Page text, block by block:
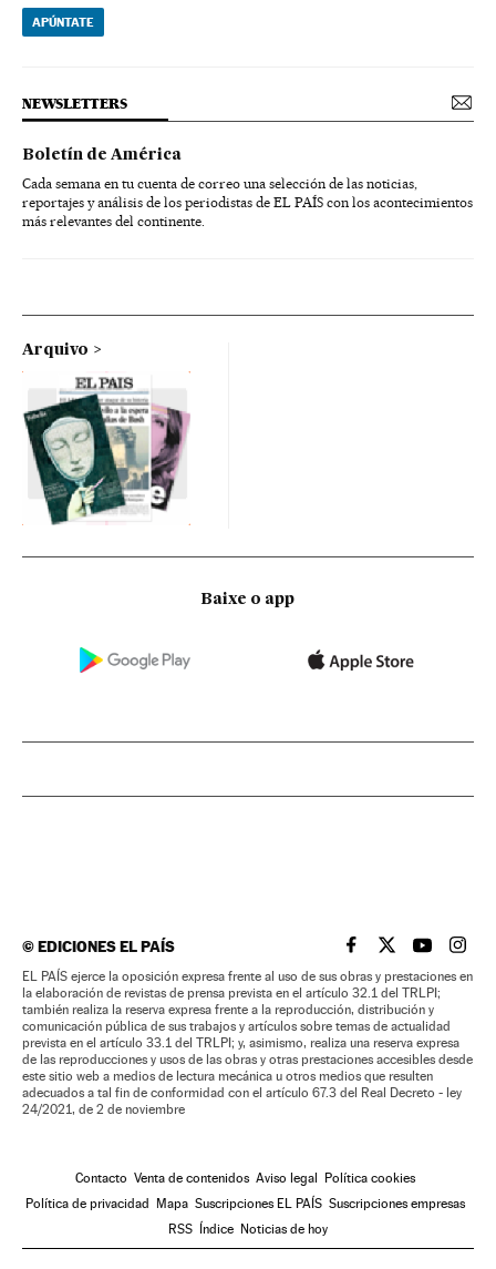
APÚNTATE
NEWSLETTERS
Boletín de América
Cada semana en tu cuenta de correo una selección de las noticias,
reportajes y análisis de los periodistas de EL PAÍS con los acontecimientos
más relevantes del continente.
Arquivo
Baixe o app
©EDICIONES EL PAÍS EL PAÍS BRASIL EN
EL PAÍSEL PAÍS
EL
EL PAÍS ejerce la oposición expresa frente al uso de sus obras y prestaciones en
la elaboración de revistas de prensa prevista en el artículo 32.1 del TRLPI;
también realiza la reserva expresa frente a la reproducción, distribución y
comunicación pública de sus trabajos y artículos sobre temas de actualidad
prevista en el artículo 33.1 del TRLPI; y, asimismo, realiza una reserva expresa
de las reproducciones y usos de las obras y otras prestaciones accesibles desde
este sitio web a medios de lectura mecánica u otros medios que resulten
adecuados a tal fin de conformidad con el artículo 67.3 del Real Decreto - ley
24/2021, de 2 de noviembre
Contacto Venta de contenidos Aviso legal
Política cookies
Política de privacidad
Mapa Suscripciones EL PAÍS Suscripciones empresas
RSS
Índice Noticias de hoy